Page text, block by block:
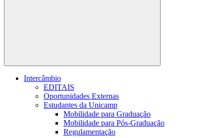
Buscar
Intercâmbio
EDITAIS
Oportunidades Externas
Estudantes da Unicamp
Mobilidade para Graduação
Mobilidade para Pós-Graduação
Regulamentação